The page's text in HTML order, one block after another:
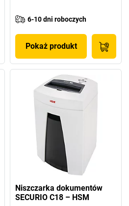
6-10 dni roboczych
Pokaż produkt
Niszczarka dokumentów
SECURIO C18 – HSM